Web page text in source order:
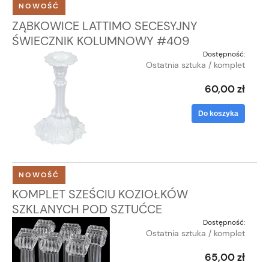
ZĄBKOWICE LATTIMO SECESYJNY
ŚWIECZNIK KOLUMNOWY #409
Dostępność:
Ostatnia sztuka / komplet
60,00 zł
Do koszyka
NOWOŚĆ
KOMPLET SZEŚCIU KOZIOŁKÓW
SZKLANYCH POD SZTUĆCE
Dostępność:
Ostatnia sztuka / komplet
65,00 zł
NOWOŚĆ